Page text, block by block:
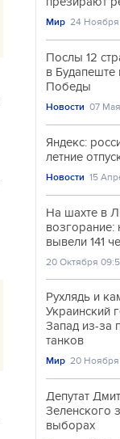
Мир 24
Послы 12
в Будапеште
Победы
Новости 07
Яндекс:
летние
Новости 15
На шахте в
возгорание:
вывели 141
20 Октября
Рухлядь и
Украинский
Запад из-за
танков
Мир 20 Ноября
Депутат
Зеленского
выборах